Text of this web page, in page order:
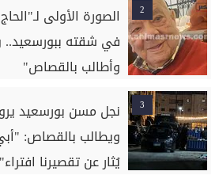
2
الصورة الأولى
في شقته ببورسعيد..
وأطالب بالقصاص"
3
نجل مسن بورسعيد
ويطالب بالقصاص:
يُثار عن تقصيرنا افتراء"